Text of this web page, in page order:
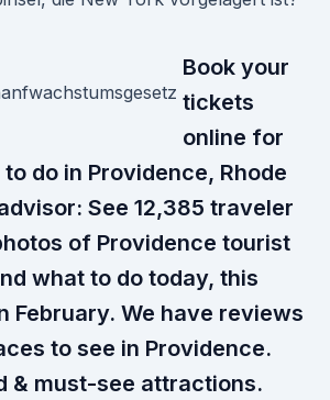
Book your
tickets
online for
do in Providence, Rhode
See 12,385 traveler
of Providence tourist
what to do today, this
February. We have reviews
to see in Providence.
& must-see attractions.